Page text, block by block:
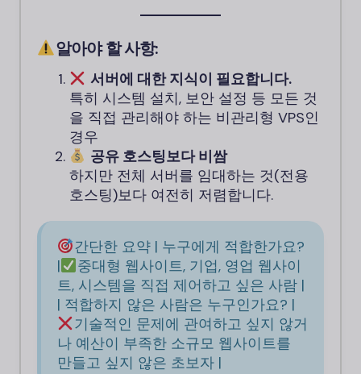
알아야 할 사항:
서버에 대한 지식이 필요합니다.
특히 시스템 설치, 보안 설정 등 모든 것
을 직접 관리해야 하는 비관리형 VPS인
경우
공유 호스팅보다 비쌈
하지만 전체 서버를 임대하는 것(전용
호스팅)보다 여전히 저렴합니다.
간단한 요약 | 누구에게 적합한가요?
|
중대형 웹사이트, 기업, 영업 웹사이
트, 시스템을 직접 제어하고 싶은 사람 |
| 적합하지 않은 사람은 누구인가요? |
기술적인 문제에 관여하고 싶지 않거
나 예산이 부족한 소규모 웹사이트를
만들고 싶지 않은 초보자 |